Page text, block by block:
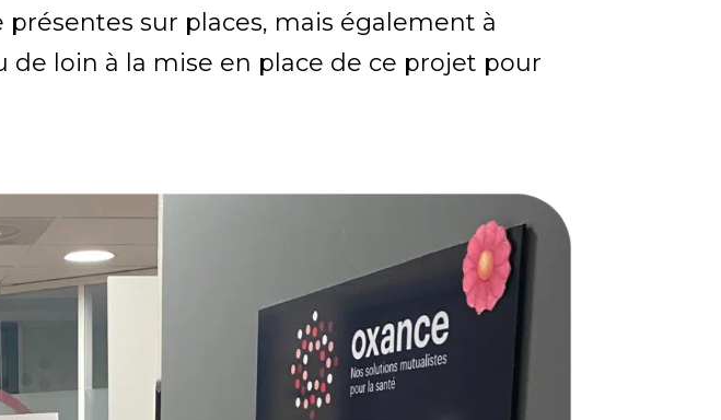
sur places, mais également à
loin à la mise en place de ce projet pour